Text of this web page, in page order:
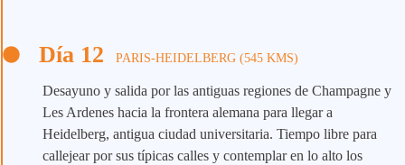
Día 12 PARIS-HEIDELBERG (545 KMS)
Desayuno y salida por las antiguas regiones de Champagne y
Les Ardenes hacia la frontera alemana para llegar a
Heidelberg, antigua ciudad universitaria. Tiempo libre para
callejear por sus típicas calles y contemplar en lo alto los